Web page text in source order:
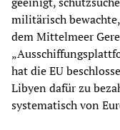
militärisch
dem Mittelmeer
hat die EU
Libyen dafür zu
systematisch von